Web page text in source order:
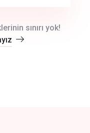
sınırı yok!